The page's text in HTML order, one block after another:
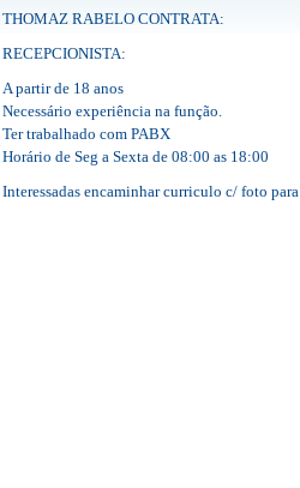
THOMAZ RABELO CONTRATA:
RECEPCIONISTA:
A partir de 18 anos
Necessário experiência na função.
Ter trabalhado com PABX
Horário de Seg a Sexta de 08:00 as 18:00
Interessadas encaminhar curriculo c/ foto para